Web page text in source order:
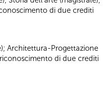
di due crediti
Architettura-Progettazione
di due crediti